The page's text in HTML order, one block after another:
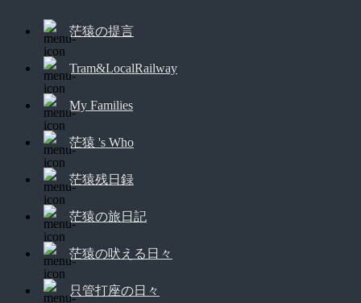
茫猿の提言
Tram&LocalRailway
My Families
茫猿 's Who
茫猿残日録
茫猿の旅日記
茫猿の吠える日々
只管打座の日々